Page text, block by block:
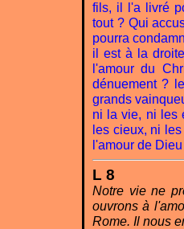
fils, il l'a livré
tout ? Qui
pourra
il est à la
l'amour du
dénuement ?
grands
ni la vie, ni les
les cieux, ni
l'amour de
L 8
Notre vie ne
ouvrons à
Rome. Il nous